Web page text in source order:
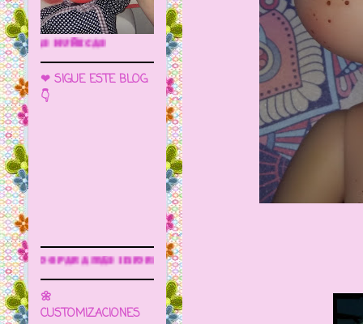
🌼 LA CUEVA DE LAS MUÑECAS
❤ SIGUE ESTE BLOG
👇
🌼
CUSTOMIZACIONES